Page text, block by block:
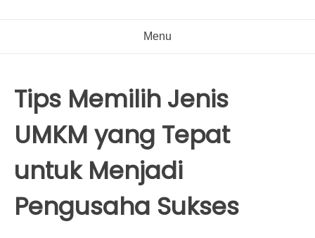
Menu
Tips Memilih Jenis
UMKM yang Tepat
untuk Menjadi
Pengusaha Sukses